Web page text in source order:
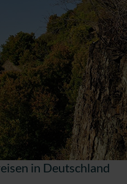
in Deutschland